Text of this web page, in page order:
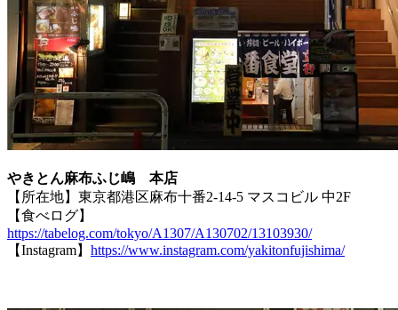
やきとん麻布ふじ嶋 本店
【所在地】東京都港区麻布十番2-14-5 マスコビル 中2F
【食べログ】
https://tabelog.com/tokyo/A1307/A130702/13103930/
【Instagram】 https://www.instagram.com/yakitonfujishima/